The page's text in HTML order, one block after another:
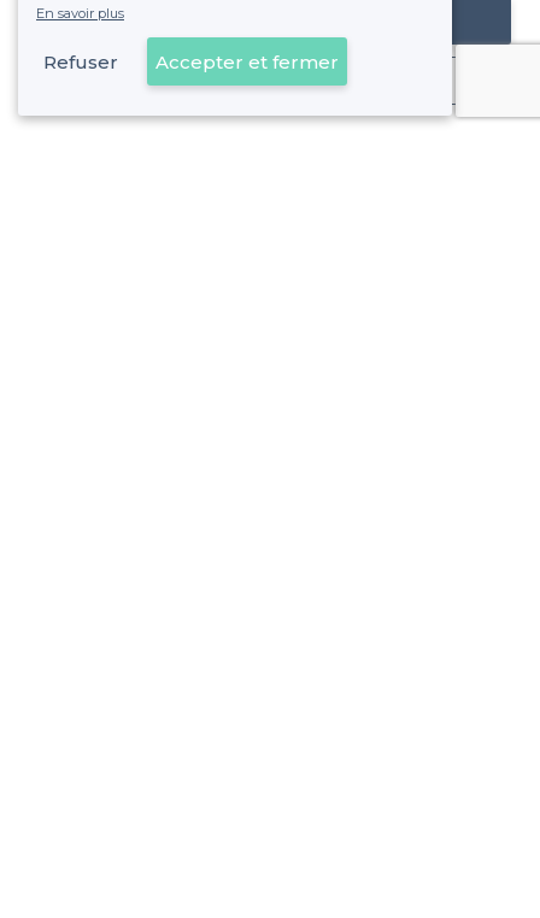
Référencer mon établissement
Déjà client
En savoir plus
Refuser Accepter et fermer